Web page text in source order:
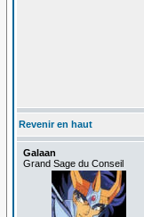
Revenir en haut
Galaan
Grand Sage du Conseil